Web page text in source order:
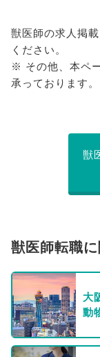
獣医師の求人掲
ください。
※ その他、本ペ
承っております。
獣
獣医師転職
大
動